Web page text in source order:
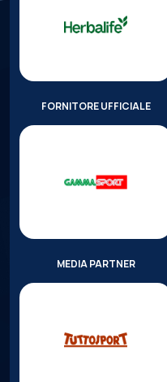
FORNITORE UFFICIALE
MEDIA PARTNER